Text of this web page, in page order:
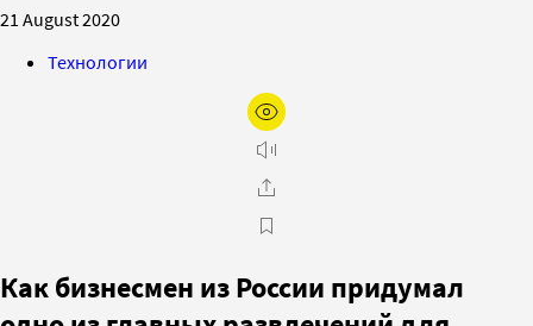
21 August 2020
Технологии
Как бизнесмен из России придумал